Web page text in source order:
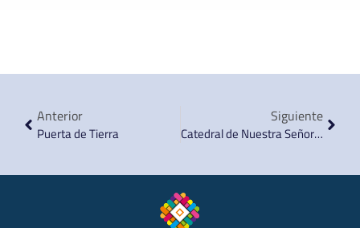
Anterior
Puerta de Tierra
Siguiente
Catedral de Nuestra Señora de la Purísima Concepción